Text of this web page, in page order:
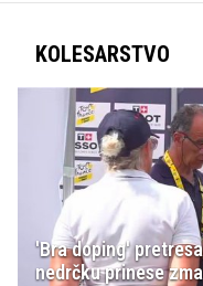
KOLESARSTVO
'Bra doping'
nedrčku prinese